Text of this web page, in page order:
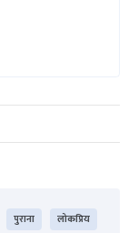
पुराना लोकप्रिय